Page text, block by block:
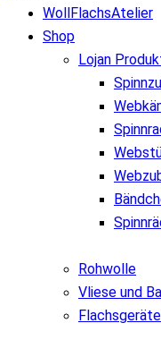
WollFlachsAtelier
Shop
Lojan
Rohwolle
Vliese und
Flachsgeräte